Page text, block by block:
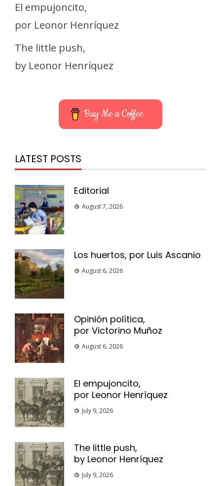
El empujoncito,
por Leonor Henríquez
The little push,
by Leonor Henríquez
Buy Me a Coffee
LATEST POSTS
Editorial
August 7, 2026
Los huertos, por Luis Ascanio
August 6, 2026
Opinión política,
por Victorino Muñoz
August 6, 2026
El empujoncito,
por Leonor Henríquez
July 9, 2026
The little push,
by Leonor Henríquez
July 9, 2026